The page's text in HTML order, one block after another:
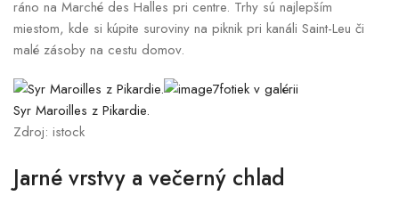
ráno na Marché des Halles pri centre. Trhy sú najlepším
miestom, kde si kúpite suroviny na piknik pri kanáli Saint-Leu či
malé zásoby na cestu domov.
7fotiek v galérii
Syr Maroilles z Pikardie.
Zdroj: istock
Jarné vrstvy a večerný chlad